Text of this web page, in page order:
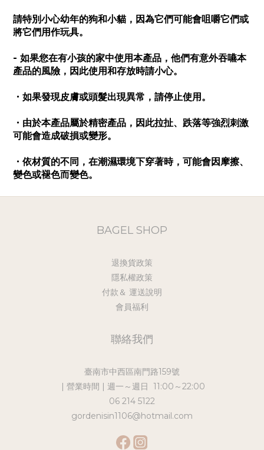
請特別小心幼年的狗和小貓，因為它們可能會咀嚼它們或
將它們用作玩具。
- 如果您在有小孩的家中使用本產品，他們有意外吞嚥本
產品的風險，因此使用和存放時請小心。
・如果發現皮膚或頭髮出現異常，請停止使用。
・由於本產品屬於精密產品，因此拉扯、跌落等強烈刺激
可能會造成破損或變形。
・依材質的不同，在潮濕環境下穿著時，可能會因摩擦、
變色或褪色而變色。
BAGEL SHOP
退換貨政策
隱私權政策
付款＆ 運送說明
會員福利
聯絡我們
臺南市中西區南門路159號
| 營業時間 | 週一～週日 11:00～22:00
06 214 5122
gordenisin1106@hotmail.com